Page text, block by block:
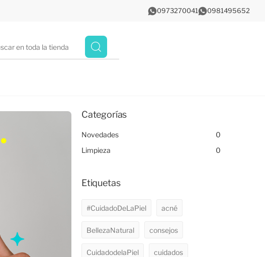
0973270041 0981495652
Categorías
Novedades
0
Limpieza
0
Etiquetas
#CuidadoDeLaPiel acné
BellezaNatural consejos
CuidadodelaPiel cuidados